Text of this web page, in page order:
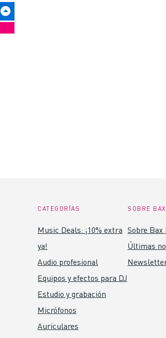
CATEGORÍAS
Music Deals: ¡10% extra
ya!
Audio profesional
Equipos y efectos para DJ
Estudio y grabación
Micrófonos
Auriculares
SOBRE
Sobre Bax
Últimas